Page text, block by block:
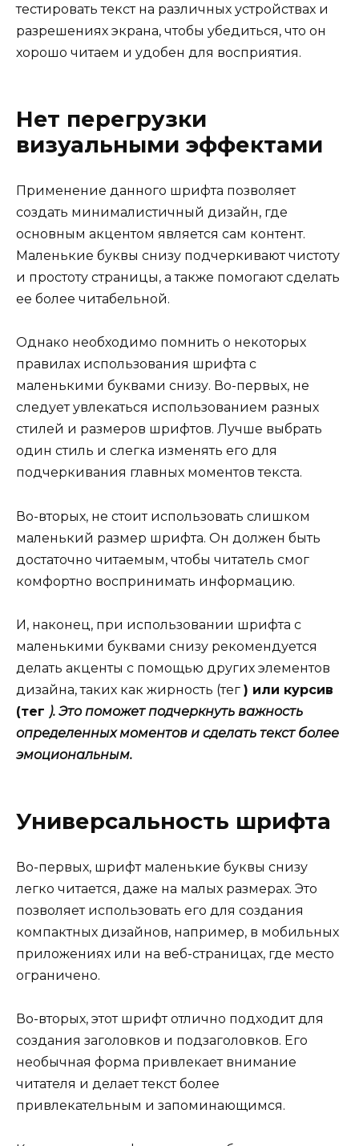
тестировать текст на различных устройствах и
разрешениях экрана, чтобы убедиться, что он
хорошо читаем и удобен для восприятия.
Нет перегрузки
визуальными эффектами
Применение данного шрифта позволяет
создать минималистичный дизайн, где
основным акцентом является сам контент.
Маленькие буквы снизу подчеркивают чистоту
и простоту страницы, а также помогают сделать
ее более читабельной.
Однако необходимо помнить о некоторых
правилах использования шрифта с
маленькими буквами снизу. Во-первых, не
следует увлекаться использованием разных
стилей и размеров шрифтов. Лучше выбрать
один стиль и слегка изменять его для
подчеркивания главных моментов текста.
Во-вторых, не стоит использовать слишком
маленький размер шрифта. Он должен быть
достаточно читаемым, чтобы читатель смог
комфортно воспринимать информацию.
И, наконец, при использовании шрифта с
маленькими буквами снизу рекомендуется
делать акценты с помощью других элементов
дизайна, таких как жирность (тег ) или курсив
(тег ). Это поможет подчеркнуть важность
определенных моментов и сделать текст более
эмоциональным.
Универсальность шрифта
Во-первых, шрифт маленькие буквы снизу
легко читается, даже на малых размерах. Это
позволяет использовать его для создания
компактных дизайнов, например, в мобильных
приложениях или на веб-страницах, где место
ограничено.
Во-вторых, этот шрифт отлично подходит для
создания заголовков и подзаголовков. Его
необычная форма привлекает внимание
читателя и делает текст более
привлекательным и запоминающимся.